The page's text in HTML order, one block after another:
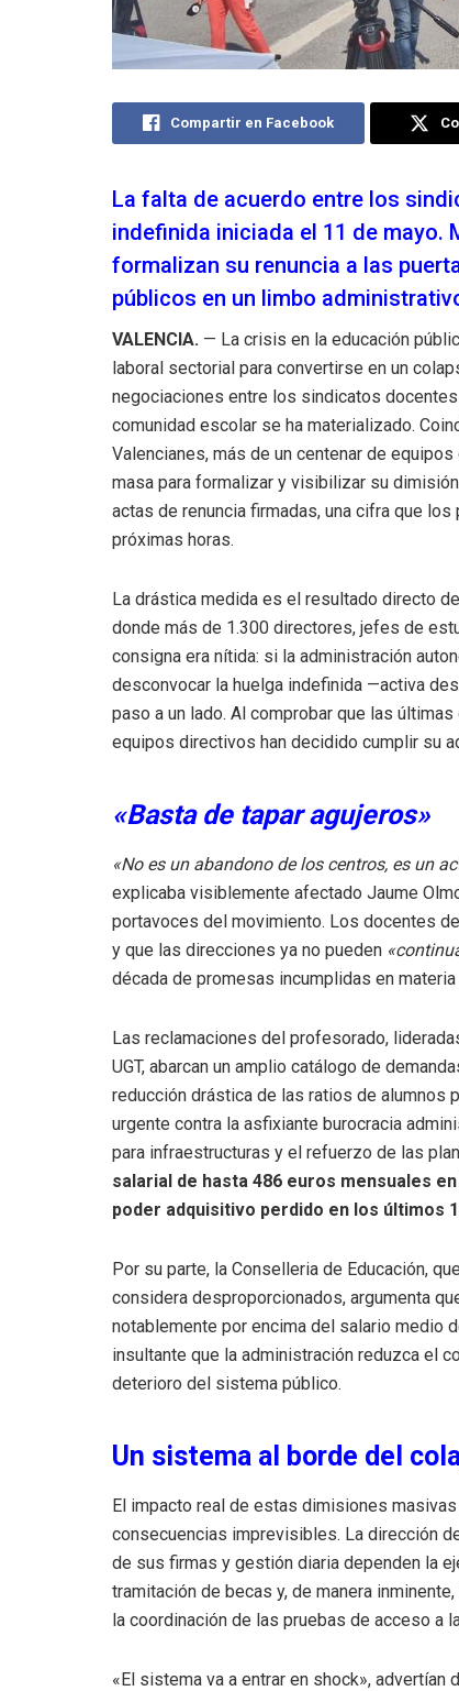
Compartir en Facebook
La falta de acuerdo entre los
indefinida iniciada el 11 de mayo.
formalizan su renuncia a las
públicos en un limbo
VALENCIA. — La crisis en la educación
laboral sectorial para convertirse en un
negociaciones entre los sindicatos
comunidad escolar se ha materializado.
Valencianes, más de un centenar de
masa para formalizar y visibilizar su
actas de renuncia firmadas, una cifra que
próximas horas.
La drástica medida es el resultado directo
donde más de 1.300 directores, jefes de
consigna era nítida: si la administración
desconvocar la huelga indefinida —activa
paso a un lado. Al comprobar que las
equipos directivos han decidido cumplir su
«Basta de tapar agujeros»
«No es un abandono de los centros, es un
explicaba visiblemente afectado Jaume
portavoces del movimiento. Los docentes
y que las direcciones ya no pueden
década de promesas incumplidas en
Las reclamaciones del profesorado,
UGT, abarcan un amplio catálogo de
reducción drástica de las ratios de alumnos
urgente contra la asfixiante burocracia
para infraestructuras y el refuerzo de las
salarial de hasta 486 euros mensuales
poder adquisitivo perdido en los últimos
Por su parte, la Conselleria de Educación,
considera desproporcionados, argumenta
notablemente por encima del salario medio
insultante que la administración reduzca el
deterioro del sistema público.
Un sistema al borde del
El impacto real de estas dimisiones
consecuencias imprevisibles. La dirección
de sus firmas y gestión diaria dependen la
tramitación de becas y, de manera
la coordinación de las pruebas de acceso a
«El sistema va a entrar en shock»,